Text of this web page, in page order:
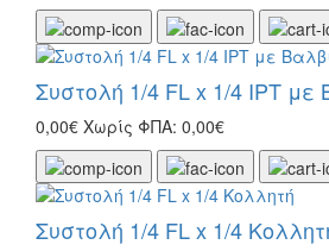
Συστολή 1/4 FL x 1/4 IPT με
0,00€ Χωρίς ΦΠΑ: 0,00€
Συστολή 1/4 FL x 1/4